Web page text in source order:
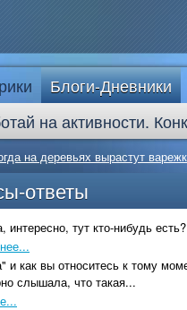
Блоги-Дневники
на активности.
на деревьях вырастут
ответы
тут кто-нибудь есть?
как вы относитесь к тому
слышала, что такая...